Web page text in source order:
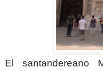
El santandereano